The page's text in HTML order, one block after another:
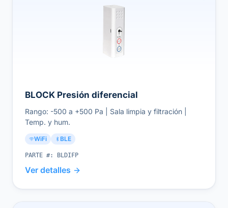
BLOCK Presión diferencial
Rango: -500 a +500 Pa | Sala limpia y filtración |
Temp. y hum.
WiFi BLE
PARTE #: BLDIFP
Ver detalles